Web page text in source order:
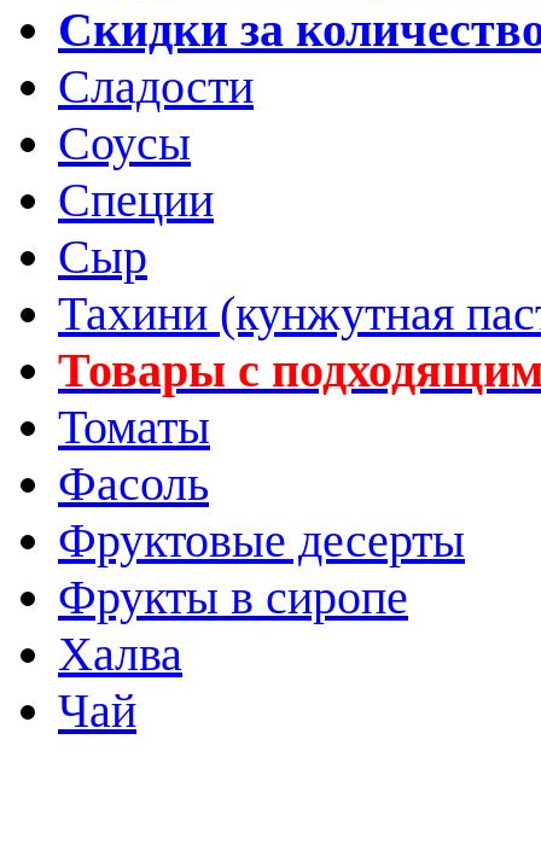
Скидки за
Сладости
Соусы
Специи
Сыр
Тахини (кунжутная
Товары с
Томаты
Фасоль
Фруктовые десерты
Фрукты в сиропе
Халва
Чай